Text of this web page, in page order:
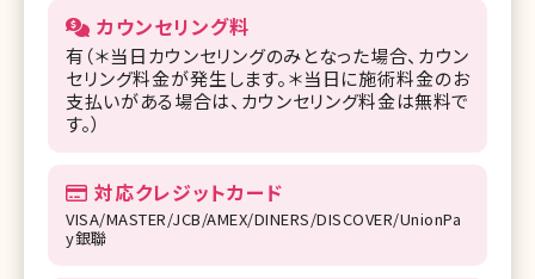
カウンセリング料
有（＊当日カウンセリングのみとなった場合、カウン
セリング料金が発生します。＊当日に施術料金のお
支払いがある場合は、カウンセリング料金は無料で
す。）
対応クレジットカード
VISA/MASTER/JCB/AMEX/DINERS/DISCOVER/UnionPa
y銀聯